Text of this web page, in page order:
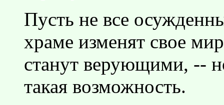
Пусть не все
храме изменят свое
станут верующими, --
такая возможность.